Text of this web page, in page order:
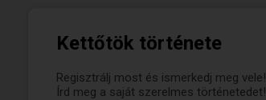
Kettőtök története
Regisztrálj most és ismerkedj meg vele!
Írd meg a saját szerelmes történetedet!